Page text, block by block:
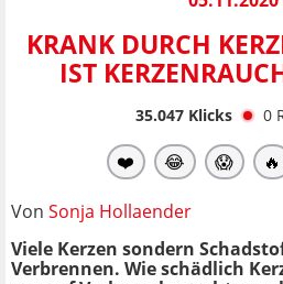
KRANK DURCH
IST
35.047Klicks 0
❤️ 😂 😱 🔥
Von Sonja Hollaender
Viele Kerzen sondern
Verbrennen. Wie schädlich